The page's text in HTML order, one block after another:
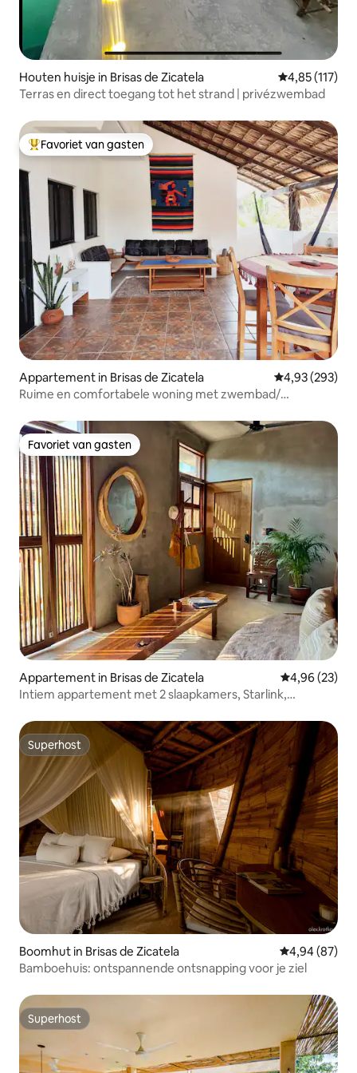
Houten huisje in Brisas de Zicatela Gemiddelde
4,85 (117)
Terras en direct toegang tot het strand | privézwembad
Topfavoriet van gasten
Favoriet van gasten
Appartement in Brisas de Zicatela Gemiddelde
4,93 (293)
Ruime en comfortabele woning met zwembad/
Favoriet van gasten
Favoriet van gasten
Appartement in Brisas de Zicatela Gemiddelde
4,96 (23)
Intiem appartement met 2 slaapkamers, Starlink,
Superhost
Superhost
Boomhut in Brisas de Zicatela Gemiddelde
4,94 (87)
Bamboehuis: ontspannende ontsnapping voor je ziel
Superhost
Superhost